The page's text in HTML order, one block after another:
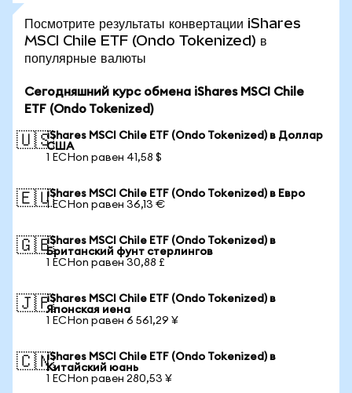
Посмотрите результаты конвертации iShares
MSCI Chile ETF (Ondo Tokenized) в
популярные валюты
Сегодняшний курс обмена iShares MSCI Chile
ETF (Ondo Tokenized)
🇺🇸iShares MSCI Chile ETF (Ondo Tokenized) в Доллар
США
1 ECHon равен 41,58 $
🇪🇺iShares MSCI Chile ETF (Ondo Tokenized) в Евро
1 ECHon равен 36,13 €
🇬🇧iShares MSCI Chile ETF (Ondo Tokenized) в
Британский фунт стерлингов
1 ECHon равен 30,88 £
🇯🇵iShares MSCI Chile ETF (Ondo Tokenized) в
Японская иена
1 ECHon равен 6 561,29 ¥
🇨🇳iShares MSCI Chile ETF (Ondo Tokenized) в
Китайский юань
1 ECHon равен 280,53 ¥